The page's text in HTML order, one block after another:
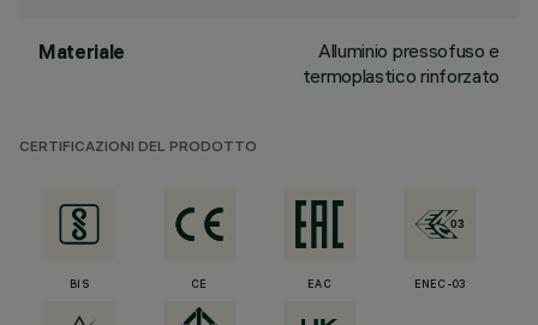
Materiale
Alluminio pressofuso e
termoplastico rinforzato
CERTIFICAZIONI DEL PRODOTTO
BIS CE EAC ENEC-03